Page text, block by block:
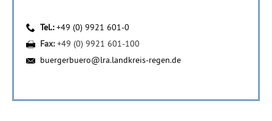
Tel.:+49 (0) 9921 601-0
Fax:+49 (0) 9921 601-100
buergerbuero@lra.landkreis-regen.de